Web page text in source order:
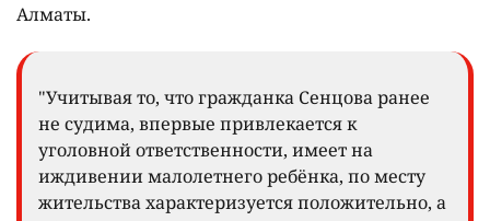
Алматы.
"Учитывая то, что гражданка Сенцова ранее
не судима, впервые привлекается к
уголовной ответственности, имеет на
иждивении малолетнего ребёнка, по месту
жительства характеризуется положительно, а